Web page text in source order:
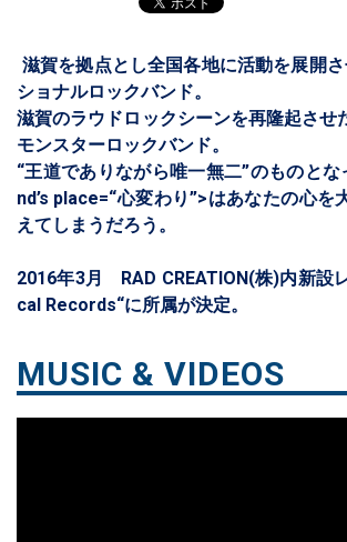
滋賀を拠点とし全国各地に活動を展開
ショナルロックバンド。
滋賀のラウドロックシーンを再隆起させ
モンスターロックバンド。
“王道でありながら唯一無二”のものと
nd’s place=“心変わり”>はあなたの心を
えてしまうだろう。
2016年3月 RAD CREATION(株)内新設
cal Records“に所属が決定。
MUSIC & VIDEOS